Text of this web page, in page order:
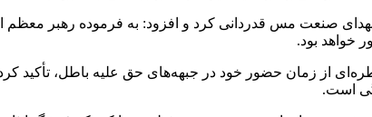
صنعت مس قدردانی کرد و افزود: به فرموده رهبر معظم
خواهد بود.
از زمان حضور خود در جبهه‌های حق علیه باطل، تأکید
است.